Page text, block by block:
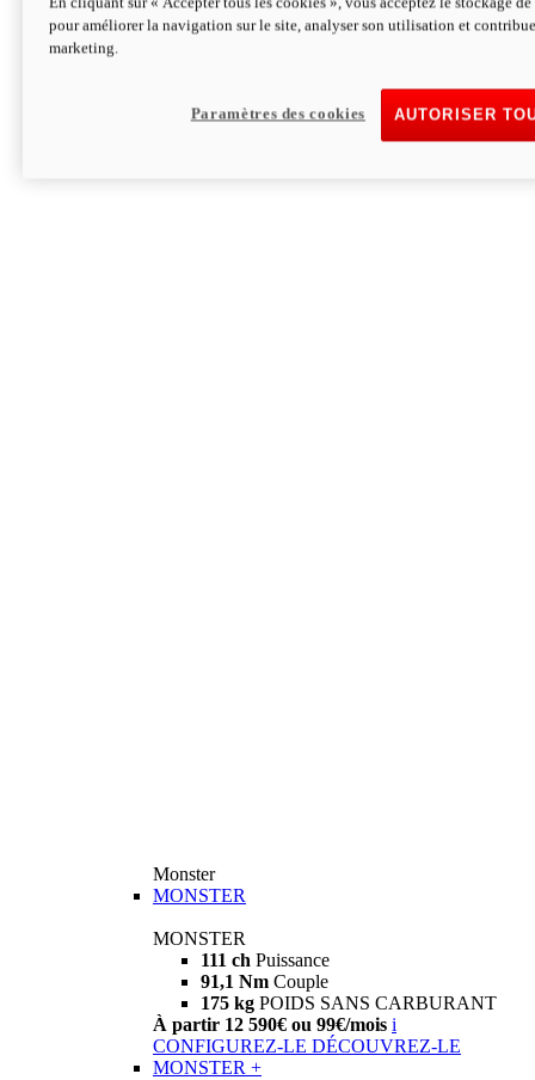
Hypermotard V2 SP 100
Découvrez-le
Monster
MONSTER
MONSTER
111 ch Puissance
91,1 Nm Couple
175 kg POIDS SANS CARBURANT
À partir 12 590€ ou 99€/mois i
CONFIGUREZ-LE DÉCOUVREZ-LE
MONSTER +
pour améliorer la navigation sur le site, analyser son utilisation et
marketing.
AUTORISER
Paramètres des cookies